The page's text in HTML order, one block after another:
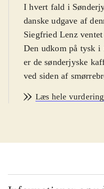
I hvert fald i
danske udgave af
Siegfried Lenz
Den udkom på tysk i
er de sønderjyske
ved siden af
gastronomiske
kendte roman er nok
På dansk har
"Mine trængsler med
Læs hele